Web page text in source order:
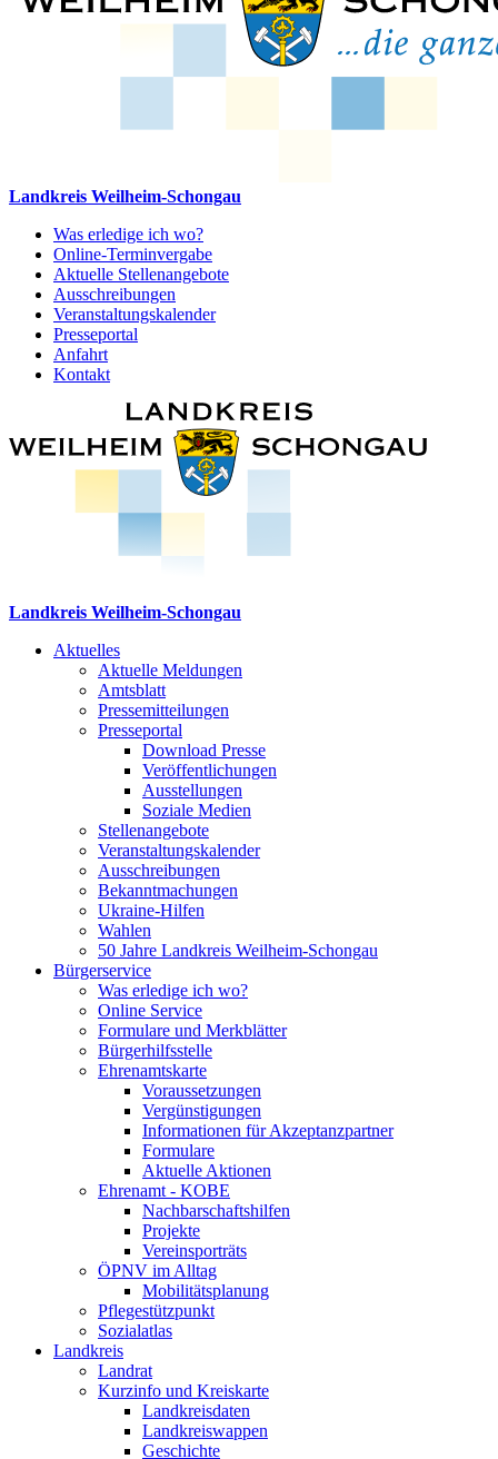
Landkreis Weilheim-Schongau
Was erledige ich wo?
Online-Terminvergabe
Aktuelle Stellenangebote
Ausschreibungen
Veranstaltungskalender
Presseportal
Anfahrt
Kontakt
Landkreis Weilheim-Schongau
Aktuelles
Aktuelle Meldungen
Amtsblatt
Pressemitteilungen
Presseportal
Download Presse
Veröffentlichungen
Ausstellungen
Soziale Medien
Stellenangebote
Veranstaltungskalender
Ausschreibungen
Bekanntmachungen
Ukraine-Hilfen
Wahlen
50 Jahre Landkreis Weilheim-Schongau
Bürgerservice
Was erledige ich wo?
Online Service
Formulare und Merkblätter
Bürgerhilfsstelle
Ehrenamtskarte
Voraussetzungen
Vergünstigungen
Informationen für Akzeptanzpartner
Formulare
Aktuelle Aktionen
Ehrenamt - KOBE
Nachbarschaftshilfen
Projekte
Vereinsporträts
ÖPNV im Alltag
Mobilitätsplanung
Pflegestützpunkt
Sozialatlas
Landkreis
Landrat
Kurzinfo und Kreiskarte
Landkreisdaten
Landkreiswappen
Geschichte